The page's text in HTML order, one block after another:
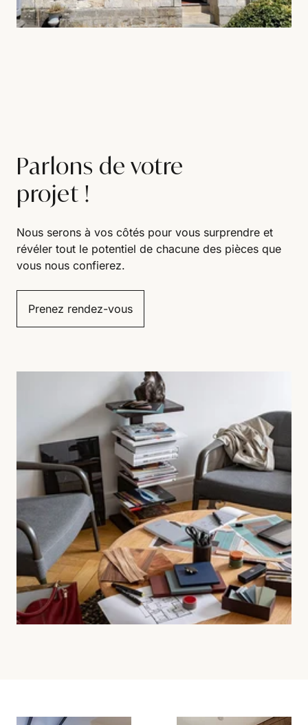
Parlons de votre
projet !
Nous serons à vos côtés pour vous surprendre et
révéler tout le potentiel de chacune des pièces que
vous nous confierez.
Prenez rendez-vous